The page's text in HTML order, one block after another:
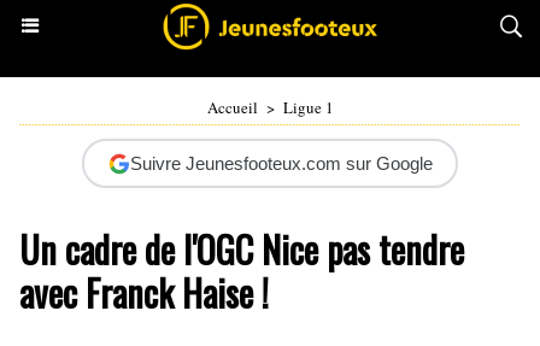
Accueil > Ligue 1
Suivre Jeunesfooteux.com sur Google
Un cadre de l'OGC Nice pas tendre
avec Franck Haise !